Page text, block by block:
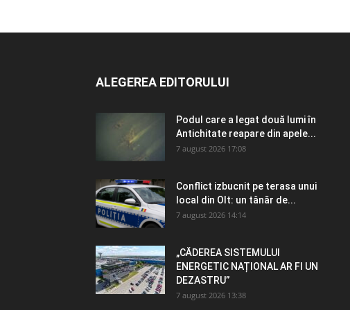
ALEGEREA EDITORULUI
Podul care a legat două lumi în
Antichitate reapare din apele...
7 august 2026 17:08
Conflict izbucnit pe terasa unui
local din Olt: un tânăr de...
7 august 2026 14:14
„CĂDEREA SISTEMULUI
ENERGETIC NAȚIONAL AR FI UN
DEZASTRU”
7 august 2026 13:38